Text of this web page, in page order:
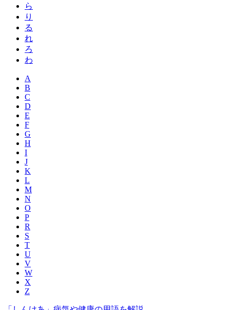
ら
り
る
れ
ろ
わ
A
B
C
D
E
F
G
H
I
J
K
L
M
N
O
P
R
S
T
U
V
W
X
Z